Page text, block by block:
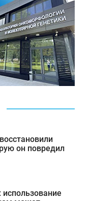
он повредил